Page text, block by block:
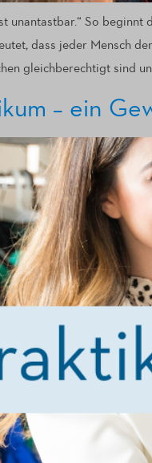
unantastbar.“ So
dass jeder Mensch
gleichberechtigt sind
– ein